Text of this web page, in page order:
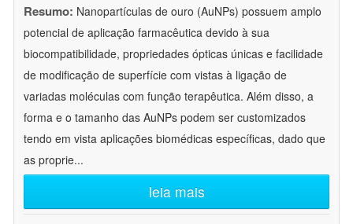
Resumo: Nanopartículas de ouro (AuNPs) possuem amplo
potencial de aplicação farmacêutica devido à sua
biocompatibilidade, propriedades ópticas únicas e facilidade
de modificação de superfície com vistas à ligação de
variadas moléculas com função terapêutica. Além disso, a
forma e o tamanho das AuNPs podem ser customizados
tendo em vista aplicações biomédicas específicas, dado que
as proprie...
leia mais